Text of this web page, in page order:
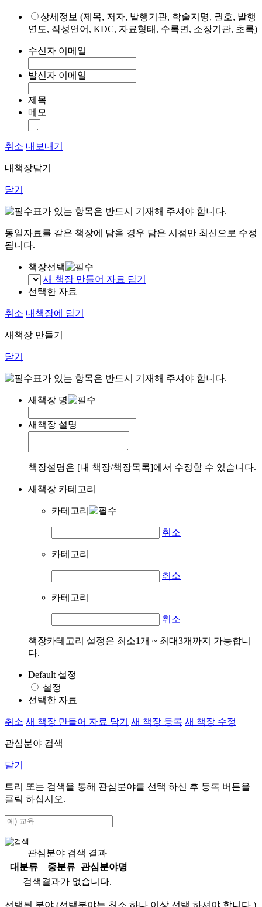
상세정보 (제목, 저자, 발행기관, 학술지명, 권호, 발행
연도, 작성언어, KDC, 자료형태, 수록면, 소장기관, 초록)
수신자 이메일
발신자 이메일
제목
메모
취소 내보내기
내책장담기
닫기
표가 있는 항목은 반드시 기재해 주셔야 합니다.
동일자료를 같은 책장에 담을 경우 담은 시점만 최신으로 수정
됩니다.
책장선택
새 책장 만들어 자료 담기
선택한 자료
취소 내책장에 담기
새책장 만들기
닫기
표가 있는 항목은 반드시 기재해 주셔야 합니다.
새책장 명
새책장 설명
책장설명은 [내 책장/책장목록]에서 수정할 수 있습니다.
새책장 카테고리
카테고리
취소
카테고리
취소
카테고리
취소
책장카테고리 설정은 최소1개 ~ 최대3개까지 가능합니
다.
Default 설정
설정
선택한 자료
취소 새 책장 만들어 자료 담기 새 책장 등록 새 책장 수정
관심분야 검색
닫기
트리 또는 검색을 통해 관심분야를 선택 하신 후 등록 버튼을
클릭 하십시오.
관심분야 검색 결과
대분류
중분류
관심분야명
검색결과가 없습니다.
선택된 분야 (선택분야는 최소 하나 이상 선택 하셔야 합니다.)